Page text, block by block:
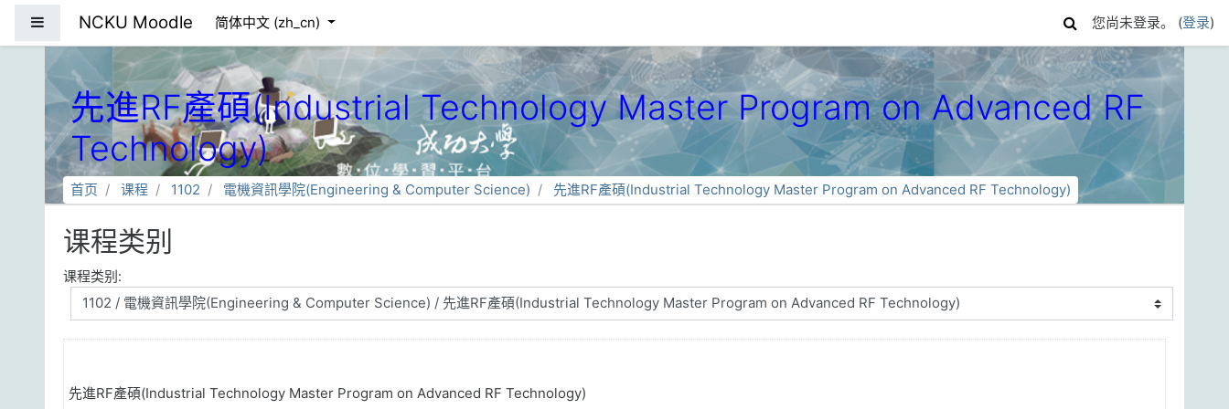
停靠面板NCKU Moodle 简体中文 ‎(zh_cn)‎ 您尚未登录。 (登录)
先進RF產碩(Industrial Technology Master Program on Advanced RF
Technology)
首页 课程 1102 電機資訊學院(Engineering & Computer Science) 先進RF產碩(Industrial Technology Master Program on Advanced RF Technology)
课程类别
课程类别:
先進RF產碩(Industrial Technology Master Program on Advanced RF Technology)